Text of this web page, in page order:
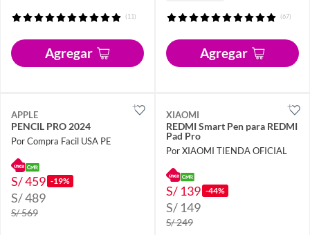
(11)
Agregar
(67)
Agregar
APPLE
PENCIL PRO 2024
Por Compra Facil USA PE
S/ 459 -19%
S/ 489
S/ 569
XIAOMI
REDMI Smart Pen para REDMI
Pad Pro
Por XIAOMI TIENDA OFICIAL
S/ 139 -44%
S/ 149
S/ 249